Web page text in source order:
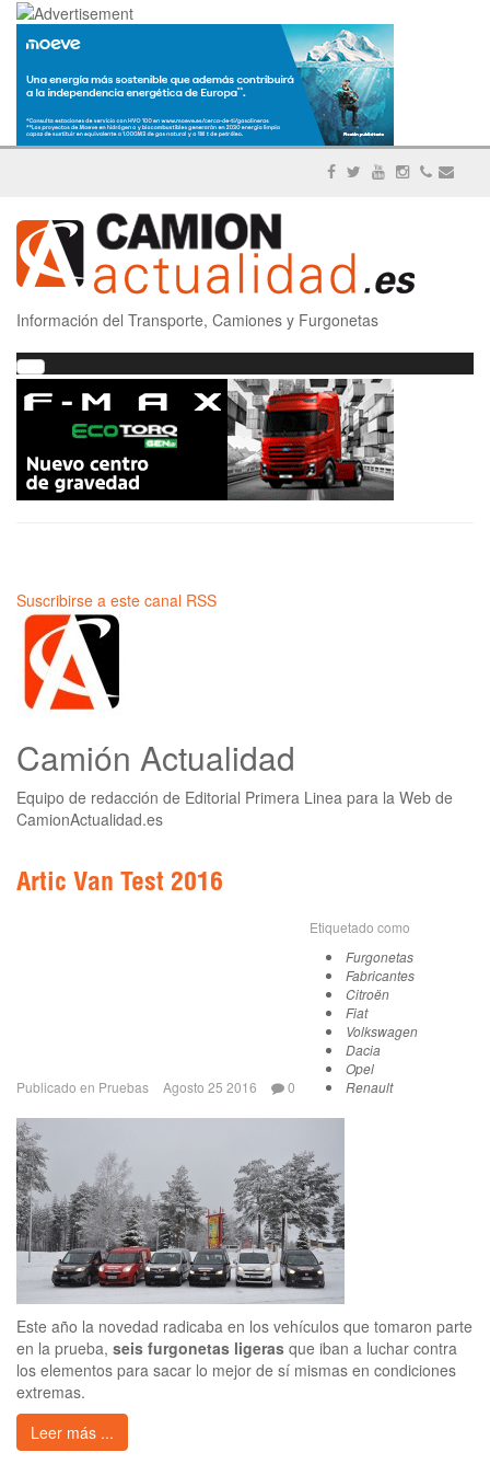
Información del Transporte, Camiones y Furgonetas
Suscribirse a este canal RSS
Camión Actualidad
Equipo de redacción de Editorial Primera Linea para la Web de
CamionActualidad.es
Artic Van Test 2016
Publicado en Pruebas Agosto 25 2016 0
Etiquetado como
Furgonetas
Fabricantes
Citroën
Fiat
Volkswagen
Dacia
Opel
Renault
Este año la novedad radicaba en los vehículos que tomaron parte
en la prueba, seis furgonetas ligeras que iban a luchar contra
los elementos para sacar lo mejor de sí mismas en condiciones
extremas.
Leer más ...